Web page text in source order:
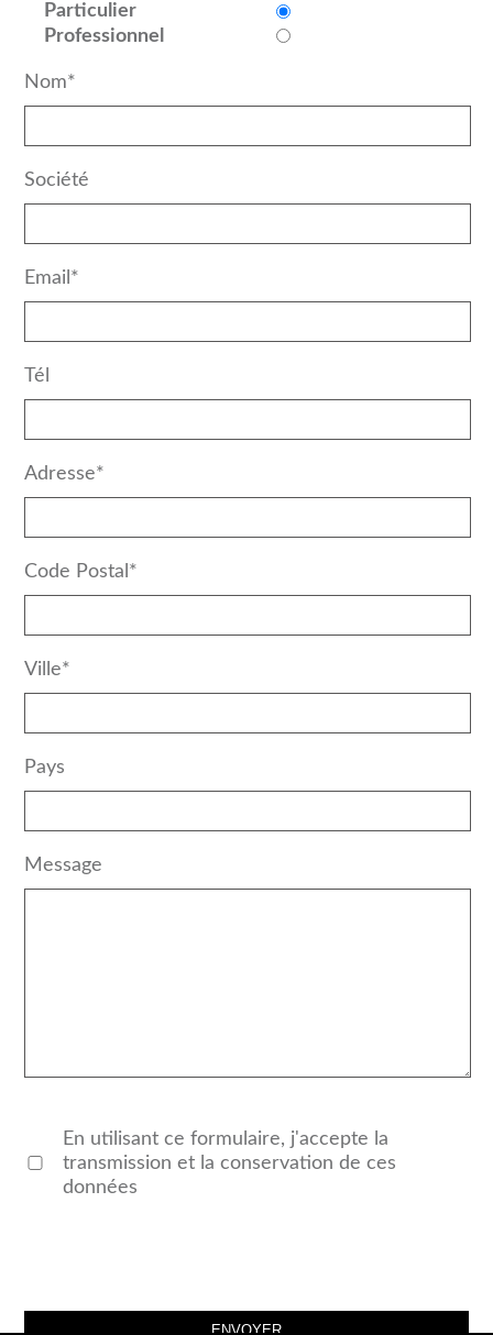
Particulier
Professionnel
Nom*
Société
Email*
Tél
Adresse*
Code Postal*
Ville*
Pays
Message
En utilisant ce formulaire, j'accepte la
transmission et la conservation de ces
données